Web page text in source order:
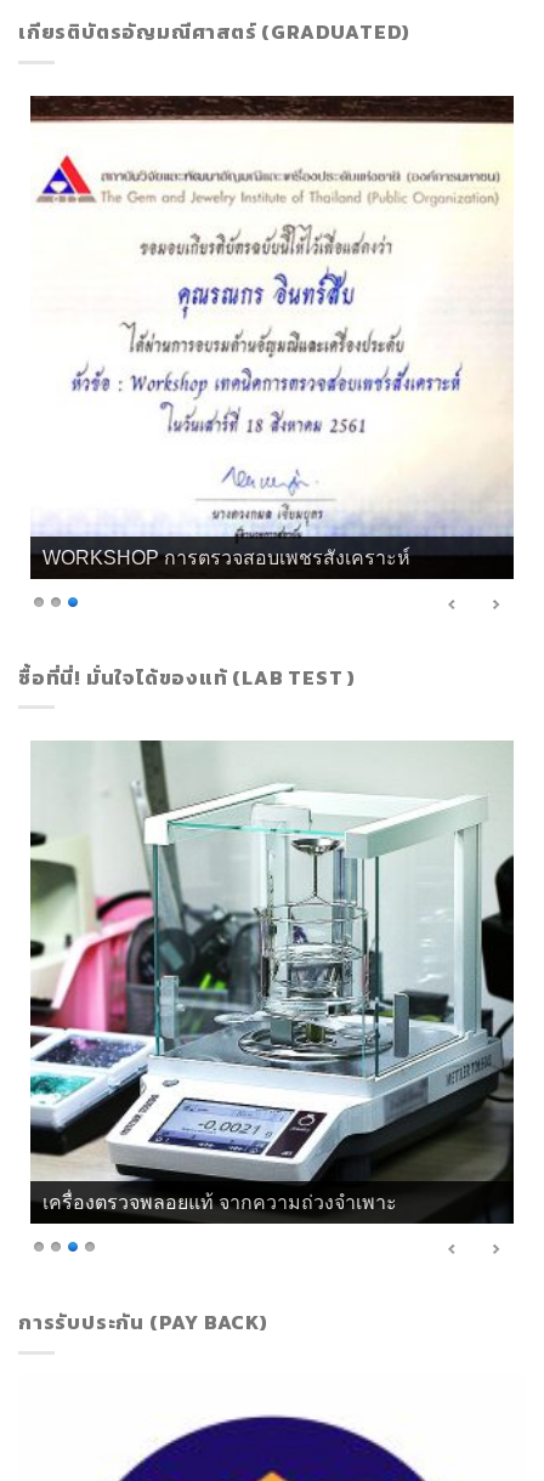
เกียรติบัตรอัญมณีศาสตร์ (GRADUATED)
เกียรติบัตร จิวลี่ และอัญมณี คุณทิพย์
ซื้อที่นี่! มั่นใจได้ของแท้ (LAB TEST )
เครื่องตรวจพลอยแท้ จากแสงโพลาไรซ์
การรับประกัน (PAY BACK)